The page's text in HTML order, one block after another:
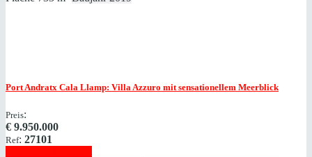
Port Andratx Cala Llamp: Villa Azzuro mit sensationellem Meerblick
Preis:
€ 9.950.000
Ref: 27101